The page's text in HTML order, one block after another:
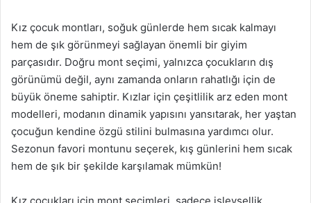
Kız çocuk montları, soğuk günlerde hem sıcak kalmayı
hem de şık görünmeyi sağlayan önemli bir giyim
parçasıdır. Doğru mont seçimi, yalnızca çocukların dış
görünümü değil, aynı zamanda onların rahatlığı için de
büyük öneme sahiptir. Kızlar için çeşitlilik arz eden mont
modelleri, modanın dinamik yapısını yansıtarak, her yaştan
çocuğun kendine özgü stilini bulmasına yardımcı olur.
Sezonun favori montunu seçerek, kış günlerini hem sıcak
hem de şık bir şekilde karşılamak mümkün!